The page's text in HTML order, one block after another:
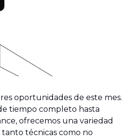
oportunidades de este mes.
tiempo completo hasta
ofrecemos una variedad
tanto técnicas como no